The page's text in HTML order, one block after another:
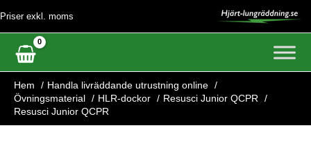
innehåll
Priser exkl. moms
Hem
Handla livräddande utrustning online
Övningsmaterial
HLR-dockor
Resusci Junior QCPR
Resusci Junior QCPR